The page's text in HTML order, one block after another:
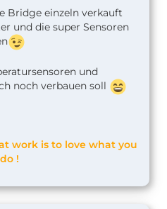
Bridge einzeln verkauft
und die super Sensoren
und
noch verbauen soll
work is to love what you
do !